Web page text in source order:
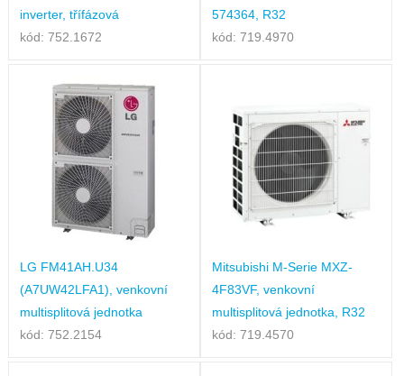
inverter, třífázová
kód: 752.1672
574364, R32
kód: 719.4970
LG FM41AH.U34
(A7UW42LFA1), venkovní
multisplitová jednotka
kód: 752.2154
Mitsubishi M-Serie MXZ-
4F83VF, venkovní
multisplitová jednotka, R32
kód: 719.4570